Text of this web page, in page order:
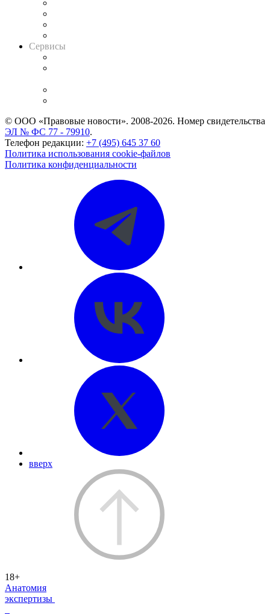
Сервисы
© ООО «Правовые новости». 2008-2026. Номер свидетельства
ЭЛ № ФС 77 - 79910.
Телефон редакции: +7 (495) 645 37 60
Политика использования cookie-файлов
Политика конфиденциальности
вверх
18+
Анатомия
экспертизы